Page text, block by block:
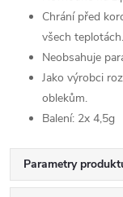
Chrání před
všech teplotách.
Neobsahuje
Jako výrobci
oblekům.
Balení: 2x 4,5g
Parametry